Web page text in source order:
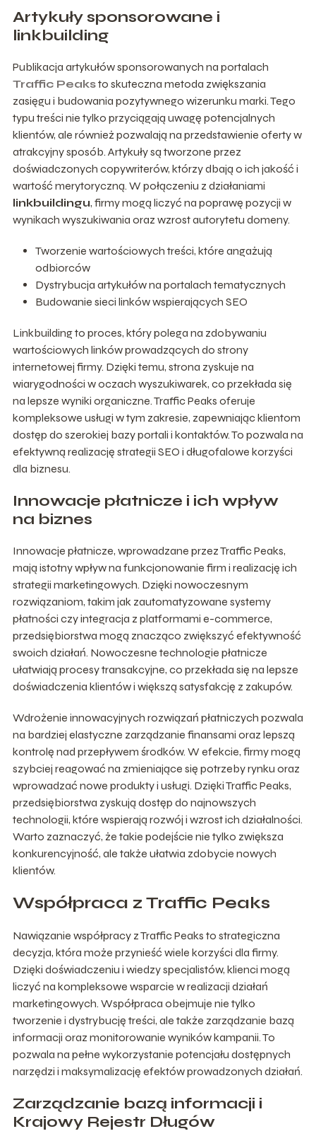
Artykuły sponsorowane i
linkbuilding
Publikacja artykułów sponsorowanych na portalach
Traffic Peaksto skuteczna metoda zwiększania
zasięgu i budowania pozytywnego wizerunku marki. Tego
typu treści nie tylko przyciągają uwagę potencjalnych
klientów, ale również pozwalają na przedstawienie oferty w
atrakcyjny sposób. Artykuły są tworzone przez
doświadczonych copywriterów, którzy dbają o ich jakość i
wartość merytoryczną. W połączeniu z działaniami
linkbuildingu, firmy mogą liczyć na poprawę pozycji w
wynikach wyszukiwania oraz wzrost autorytetu domeny.
Tworzenie wartościowych treści, które angażują
odbiorców
Dystrybucja artykułów na portalach tematycznych
Budowanie sieci linków wspierających SEO
Linkbuilding to proces, który polega na zdobywaniu
wartościowych linków prowadzących do strony
internetowej firmy. Dzięki temu, strona zyskuje na
wiarygodności w oczach wyszukiwarek, co przekłada się
na lepsze wyniki organiczne. Traffic Peaks oferuje
kompleksowe usługi w tym zakresie, zapewniając klientom
dostęp do szerokiej bazy portali i kontaktów. To pozwala na
efektywną realizację strategii SEO i długofalowe korzyści
dla biznesu.
Innowacje płatnicze i ich wpływ
na biznes
Innowacje płatnicze, wprowadzane przez Traffic Peaks,
mają istotny wpływ na funkcjonowanie firm i realizację ich
strategii marketingowych. Dzięki nowoczesnym
rozwiązaniom, takim jak zautomatyzowane systemy
płatności czy integracja z platformami e-commerce,
przedsiębiorstwa mogą znacząco zwiększyć efektywność
swoich działań. Nowoczesne technologie płatnicze
ułatwiają procesy transakcyjne, co przekłada się na lepsze
doświadczenia klientów i większą satysfakcję z zakupów.
Wdrożenie innowacyjnych rozwiązań płatniczych pozwala
na bardziej elastyczne zarządzanie finansami oraz lepszą
kontrolę nad przepływem środków. W efekcie, firmy mogą
szybciej reagować na zmieniające się potrzeby rynku oraz
wprowadzać nowe produkty i usługi. Dzięki Traffic Peaks,
przedsiębiorstwa zyskują dostęp do najnowszych
technologii, które wspierają rozwój i wzrost ich działalności.
Warto zaznaczyć, że takie podejście nie tylko zwiększa
konkurencyjność, ale także ułatwia zdobycie nowych
klientów.
Współpraca z Traffic Peaks
Nawiązanie współpracy z Traffic Peaks to strategiczna
decyzja, która może przynieść wiele korzyści dla firmy.
Dzięki doświadczeniu i wiedzy specjalistów, klienci mogą
liczyć na kompleksowe wsparcie w realizacji działań
marketingowych. Współpraca obejmuje nie tylko
tworzenie i dystrybucję treści, ale także zarządzanie bazą
informacji oraz monitorowanie wyników kampanii. To
pozwala na pełne wykorzystanie potencjału dostępnych
narzędzi i maksymalizację efektów prowadzonych działań.
Zarządzanie bazą informacji i
Krajowy Rejestr Długów